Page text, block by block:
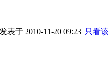
表于 2010-11-20 09:23 只看